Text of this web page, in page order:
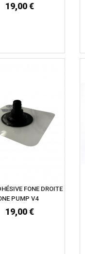
19,00 €
FONE DROITE
PUMP V4
19,00 €